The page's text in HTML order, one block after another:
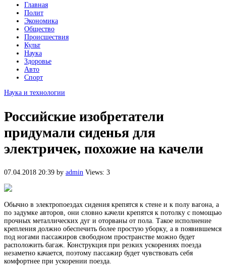
Главная
Полит
Экономика
Общество
Происшествия
Культ
Наука
Здоровье
Авто
Спорт
Наука и технологии
Российские изобретатели
придумали сиденья для
электричек, похожие на качели
07.04.2018 20:39 by admin Views: 3
Обычно в электропоездах сидения крепятся к стене и к полу вагона, а
по задумке авторов, они словно качели крепятся к потолку с помощью
прочных металлических дуг и оторваны от пола. Такое исполнение
крепления должно обеспечить более простую уборку, а в появившемся
под ногами пассажиров свободном пространстве можно будет
расположить багаж. Конструкция при резких ускорениях поезда
незаметно качается, поэтому пассажир будет чувствовать себя
комфортнее при ускорении поезда.